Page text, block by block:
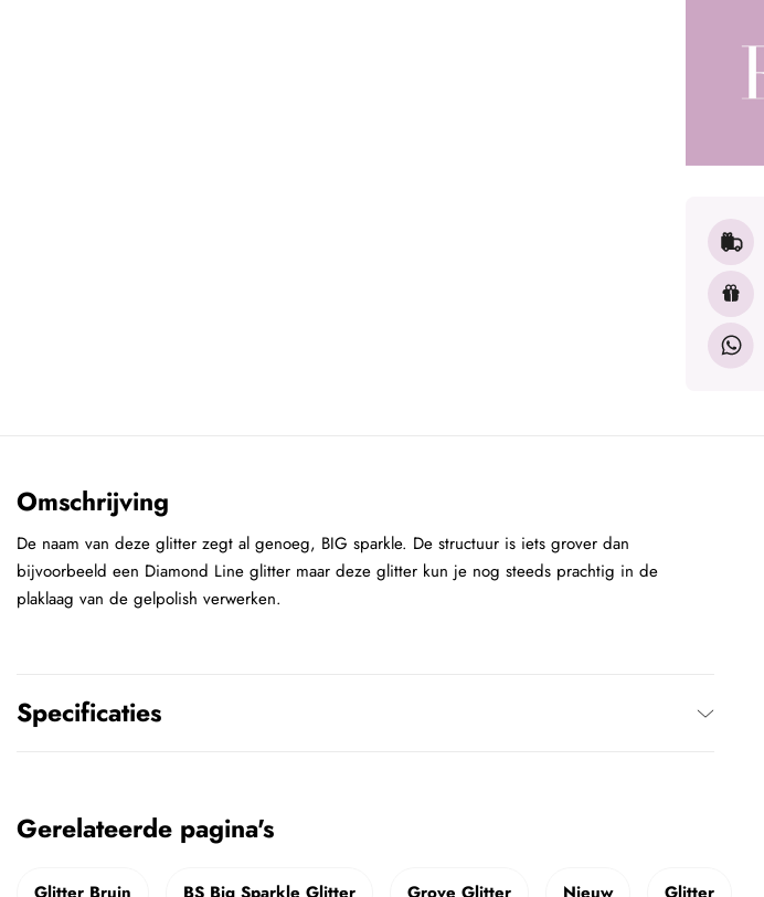
Omschrijving
De naam van deze glitter zegt al genoeg, BIG sparkle. De structuur is iets grover dan
bijvoorbeeld een Diamond Line glitter maar deze glitter kun je nog steeds prachtig in de
plaklaag van de gelpolish verwerken.
Specificaties
Gerelateerde pagina's